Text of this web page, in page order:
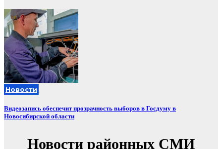
Новости
Видеозапись обеспечит прозрачность выборов в Госдуму в
Новосибирской области